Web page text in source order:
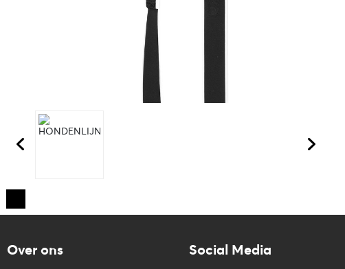
Over ons Social Media